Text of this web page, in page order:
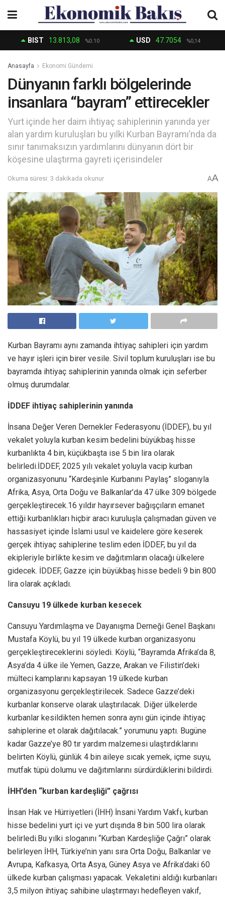
BIST 13.813,08 %0.10 USD 47.7054 %0,14
Anasayfa Ekonomi Gündemi
Dünyanın farklı bölgelerinde
insanlara “bayram” ettirecekler
Yurt içinde her daim ihtiyaç sahiplerinin yanında yer
alan yardım kuruluşları bu yılki Kurban Bayramı’nda da
sınır tanımaksızın yardımlarını dünyanın dört bir
köşesine ulaştırma gayreti içerisindeler
Okuma süresi: 3 dakikada okunur AA
Kurban Bayramı aynı zamanda ihtiyaç sahipleri için yardım
ve hayır işleri için birer vesile. Sivil toplum kuruluşları ise bu
bayramda ihtiyaç sahiplerinin yanında olmak için seferber
olmuş durumdalar.
İDDEF ihtiyaç sahiplerinin yanında
İnsana Değer Veren Dernekler Federasyonu (İDDEF), bu yıl
vekalet yoluyla kurban kesim bedelini büyükbaş hisse
kurbanlıkta 4 bin, küçükbaşta ise 5 bin lira olarak
belirledi.İDDEF, 2025 yılı vekalet yoluyla vacip kurban
organizasyonunu “Kardeşinle Kurbanını Paylaş” sloganıyla
Afrika, Asya, Orta Doğu ve Balkanlar’da 47 ülke 309 bölgede
gerçekleştirecek.16 yıldır hayırsever bağışçıların emanet
ettiği kurbanlıkları hiçbir aracı kuruluşla çalışmadan güven ve
hassasiyet içinde İslami usul ve kaidelere göre keserek
gerçek ihtiyaç sahiplerine teslim eden İDDEF, bu yıl da
ekipleriyle birlikte kesim ve dağıtımların olacağı ülkelere
gidecek. İDDEF, Gazze için büyükbaş hisse bedeli 9 bin 800
lira olarak açıkladı.
Cansuyu 19 ülkede kurban kesecek
Cansuyu Yardımlaşma ve Dayanışma Derneği Genel Başkanı
Mustafa Köylü, bu yıl 19 ülkede kurban organizasyonu
gerçekleştireceklerini söyledi. Köylü, “Bayramda Afrika’da 8,
Asya’da 4 ülke ile Yemen, Gazze, Arakan ve Filistin’deki
mülteci kamplarını kapsayan 19 ülkede kurban
organizasyonu gerçekleştirilecek. Sadece Gazze’deki
kurbanlar konserve olarak ulaştırılacak. Diğer ülkelerde
kurbanlar kesildikten hemen sonra aynı gün içinde ihtiyaç
sahiplerine et olarak dağıtılacak.” yorumunu yaptı. Bugüne
kadar Gazze’ye 80 tır yardım malzemesi ulaştırdıklarını
belirten Köylü, günlük 4 bin aileye sıcak yemek, içme suyu,
mutfak tüpü dolumu ve dağıtımlarını sürdürdüklerini bildirdi.
İHH’den “kurban kardeşliği” çağrısı
İnsan Hak ve Hürriyetleri (İHH) İnsani Yardım Vakfı, kurban
hisse bedelini yurt içi ve yurt dışında 8 bin 500 lira olarak
belirledi.Bu yılki sloganını “Kurban Kardeşliğe Çağrı” olarak
belirleyen İHH, Türkiye’nin yanı sıra Orta Doğu, Balkanlar ve
Avrupa, Kafkasya, Orta Asya, Güney Asya ve Afrika’daki 60
ülkede kurban çalışması yapacak. Vekaletini aldığı kurbanları
3,5 milyon ihtiyaç sahibine ulaştırmayı hedefleyen vakıf,